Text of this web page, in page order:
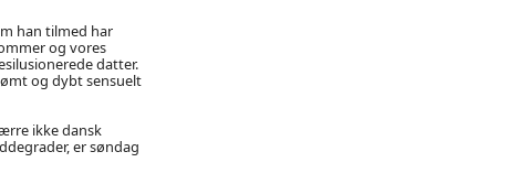
han tilmed har
og vores
datter.
og dybt sensuelt
ikke dansk
er søndag